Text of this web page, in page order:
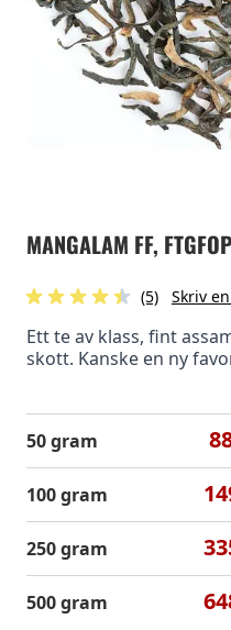
MANGALAM FF,
(5) Skriv
Ett te av klass, fint
skott. Kanske en ny
50 gram
100 gram
250 gram
500 gram